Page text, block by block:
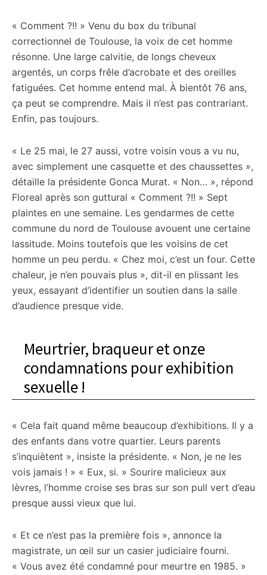
« Comment ?!! » Venu du box du tribunal
correctionnel de Toulouse, la voix de cet homme
résonne. Une large calvitie, de longs cheveux
argentés, un corps frêle d’acrobate et des oreilles
fatiguées. Cet homme entend mal. À bientôt 76 ans,
ça peut se comprendre. Mais il n’est pas contrariant.
Enfin, pas toujours.
« Le 25 mai, le 27 aussi, votre voisin vous a vu nu,
avec simplement une casquette et des chaussettes »,
détaille la présidente Gonca Murat. « Non… », répond
Floreal après son guttural « Comment ?!! » Sept
plaintes en une semaine. Les gendarmes de cette
commune du nord de Toulouse avouent une certaine
lassitude. Moins toutefois que les voisins de cet
homme un peu perdu. « Chez moi, c’est un four. Cette
chaleur, je n’en pouvais plus », dit-il en plissant les
yeux, essayant d’identifier un soutien dans la salle
d’audience presque vide.
Meurtrier, braqueur et onze
condamnations pour exhibition
sexuelle !
« Cela fait quand même beaucoup d’exhibitions. Il y a
des enfants dans votre quartier. Leurs parents
s’inquiètent », insiste la présidente. « Non, je ne les
vois jamais ! » « Eux, si. » Sourire malicieux aux
lèvres, l’homme croise ses bras sur son pull vert d’eau
presque aussi vieux que lui.
« Et ce n’est pas la première fois », annonce la
magistrate, un œil sur un casier judiciaire fourni.
« Vous avez été condamné pour meurtre en 1985. »